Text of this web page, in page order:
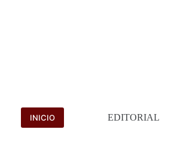
INICIO EDITORIAL